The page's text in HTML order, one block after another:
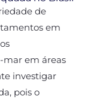
de
em
mar em áreas
investigar
pois o